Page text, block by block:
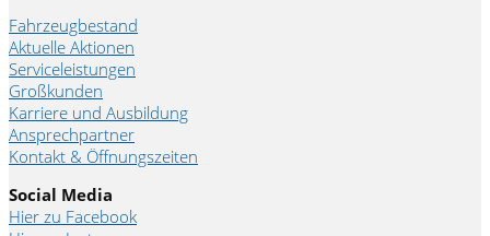
Fahrzeugbestand
Aktuelle Aktionen
Serviceleistungen
Großkunden
Karriere und Ausbildung
Ansprechpartner
Kontakt & Öffnungszeiten
Social Media
Hier zu Facebook